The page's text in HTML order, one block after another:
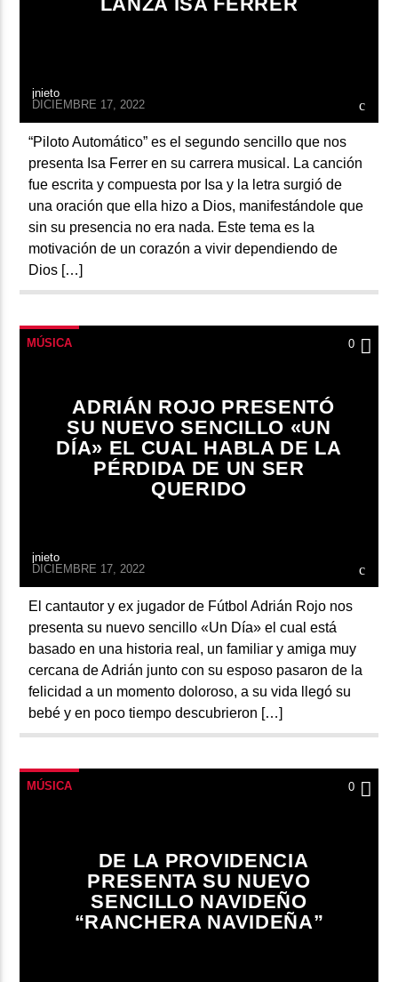
jnieto
DICIEMBRE 17, 2022
“Piloto Automático” es el segundo sencillo que nos
presenta Isa Ferrer en su carrera musical. La canción
fue escrita y compuesta por Isa y la letra surgió de
una oración que ella hizo a Dios, manifestándole que
sin su presencia no era nada. Este tema es la
motivación de un corazón a vivir dependiendo de
Dios […]
MÚSICA 0
ADRIÁN ROJO PRESENTÓ
SU NUEVO SENCILLO «UN
DÍA» EL CUAL HABLA DE LA
PÉRDIDA DE UN SER
QUERIDO
jnieto
DICIEMBRE 17, 2022
El cantautor y ex jugador de Fútbol Adrián Rojo nos
presenta su nuevo sencillo «Un Día» el cual está
basado en una historia real, un familiar y amiga muy
cercana de Adrián junto con su esposo pasaron de la
felicidad a un momento doloroso, a su vida llegó su
bebé y en poco tiempo descubrieron […]
MÚSICA 0
DE LA PROVIDENCIA
PRESENTA SU NUEVO
SENCILLO NAVIDEÑO
“RANCHERA NAVIDEÑA”